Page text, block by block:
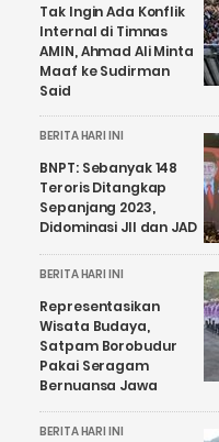
Tak Ingin Ada Konflik
Internal di Timnas
AMIN, Ahmad Ali Minta
Maaf ke Sudirman
Said
BERITA HARI INI
BNPT: Sebanyak 148
Teroris Ditangkap
Sepanjang 2023,
Didominasi JII dan JAD
BERITA HARI INI
Representasikan
Wisata Budaya,
Satpam Borobudur
Pakai Seragam
Bernuansa Jawa
BERITA HARI INI